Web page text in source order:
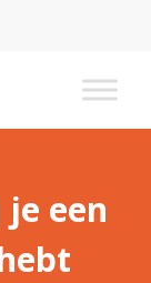
een